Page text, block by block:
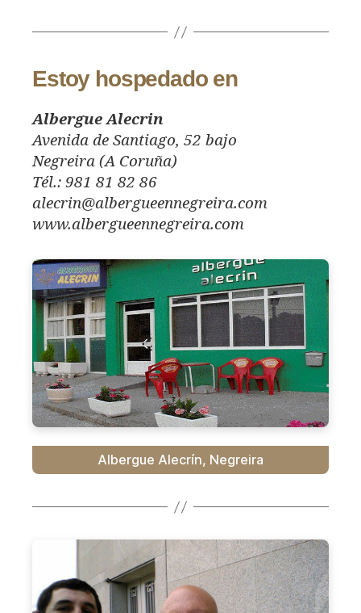
Estoy hospedado en
Albergue Alecrin
Avenida de Santiago, 52 bajo
Negreira (A Coruña)
Tél.: 981 81 82 86
alecrin@albergueennegreira.com
www.albergueennegreira.com
Albergue Alecrín, Negreira